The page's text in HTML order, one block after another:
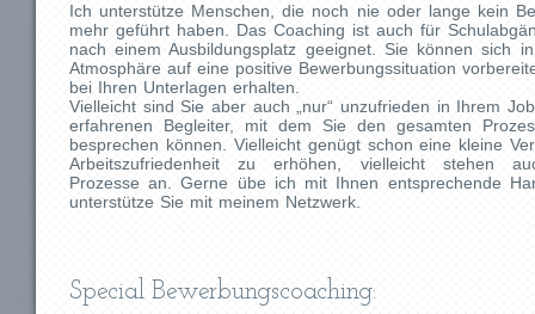
Ich unterstütze Menschen, die noch nie oder lange kein
mehr geführt haben. Das Coaching ist auch für
nach einem Ausbildungsplatz geeignet. Sie können sich
Atmosphäre auf eine positive Bewerbungssituation
bei Ihren Unterlagen erhalten.
Vielleicht sind Sie aber auch „nur“ unzufrieden in Ihrem
erfahrenen Begleiter, mit dem Sie den gesamten
besprechen können. Vielleicht genügt schon eine kleine
Arbeitszufriedenheit zu erhöhen, vielleicht stehen
Prozesse an. Gerne übe ich mit Ihnen entsprechende
unterstütze Sie mit meinem Netzwerk.
Special Bewerbungscoaching: